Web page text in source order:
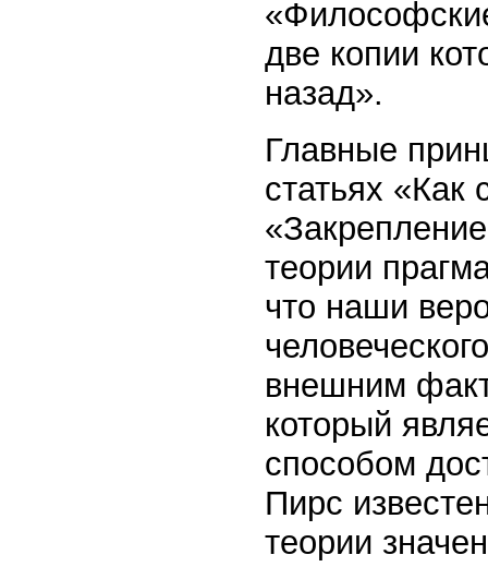
две копии
назад».
Главные
статьях
теории
что наши
внешним
который
способом
Пирс
теории